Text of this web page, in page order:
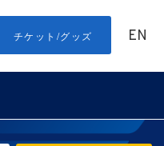
チケット/グッズ EN